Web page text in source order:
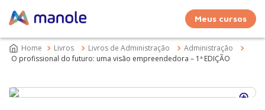
Meus cursos
Livros Livros de Administração
Administração
O profissional do futuro: uma visão empreendedora – 1ª EDIÇÃO